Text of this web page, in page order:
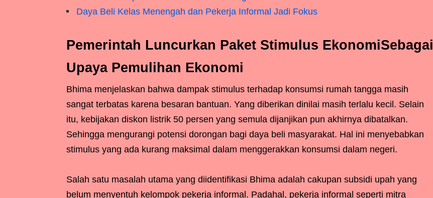
Daya Beli Kelas Menengah dan Pekerja Informal Jadi Fokus
Pemerintah Luncurkan Paket Stimulus EkonomiSebagai
Upaya Pemulihan Ekonomi
Bhima menjelaskan bahwa dampak stimulus terhadap konsumsi rumah tangga masih
sangat terbatas karena besaran bantuan. Yang diberikan dinilai masih terlalu kecil. Selain
itu, kebijakan diskon listrik 50 persen yang semula dijanjikan pun akhirnya dibatalkan.
Sehingga mengurangi potensi dorongan bagi daya beli masyarakat. Hal ini menyebabkan
stimulus yang ada kurang maksimal dalam menggerakkan konsumsi dalam negeri.
Salah satu masalah utama yang diidentifikasi Bhima adalah cakupan subsidi upah yang
belum menyentuh kelompok pekerja informal. Padahal, pekerja informal seperti mitra